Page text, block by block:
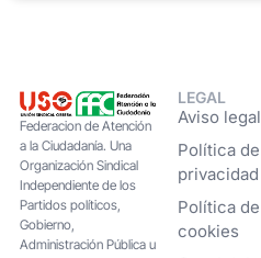
Federacion de Atención
a la Ciudadanía. Una
Organización Sindical
Independiente de los
Partidos políticos,
Gobierno,
Administración Pública u
LEGAL
Aviso legal
Política de
privacidad
Política de
cookies